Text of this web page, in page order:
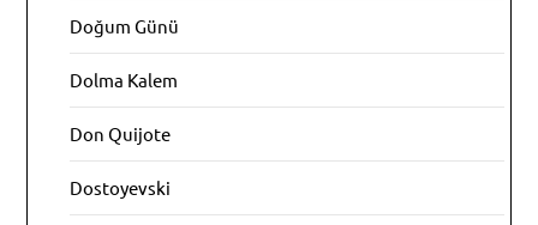
Doğum Günü
Dolma Kalem
Don Quijote
Dostoyevski